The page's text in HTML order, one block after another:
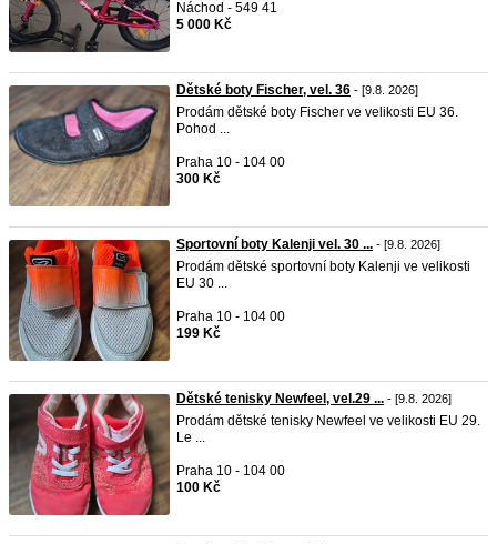
Náchod - 549 41
5 000 Kč
Dětské boty Fischer, vel. 36 - [9.8. 2026]
Prodám dětské boty Fischer ve velikosti EU 36.
Pohod ...
Praha 10 - 104 00
300 Kč
Sportovní boty Kalenji vel. 30 ... - [9.8. 2026]
Prodám dětské sportovní boty Kalenji ve velikosti
EU 30 ...
Praha 10 - 104 00
199 Kč
Dětské tenisky Newfeel, vel.29 ... - [9.8. 2026]
Prodám dětské tenisky Newfeel ve velikosti EU 29.
Le ...
Praha 10 - 104 00
100 Kč